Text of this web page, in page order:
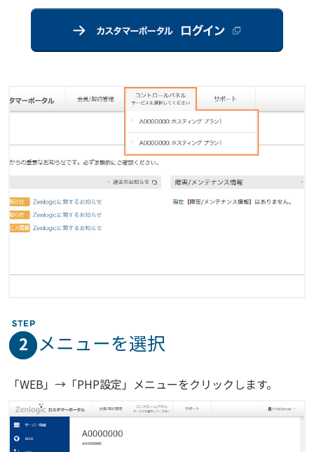
2 メニューを選択
「WEB」→「PHP設定」メニューをクリックします。